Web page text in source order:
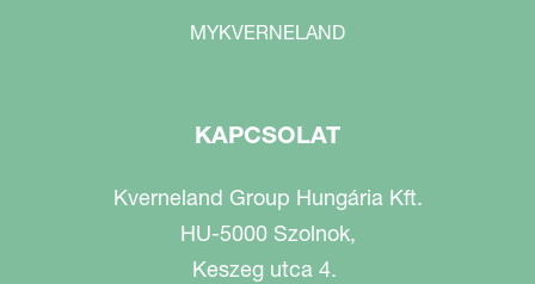
MYKVERNELAND
KAPCSOLAT
Kverneland Group Hungária Kft.
HU-5000 Szolnok,
Keszeg utca 4.